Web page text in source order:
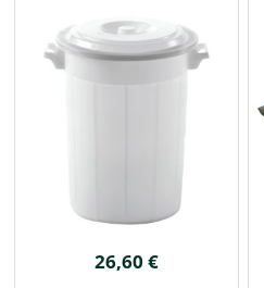
26,60 €